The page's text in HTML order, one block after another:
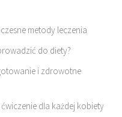
metody leczenia
do diety?
i zdrowotne
dla każdej kobiety